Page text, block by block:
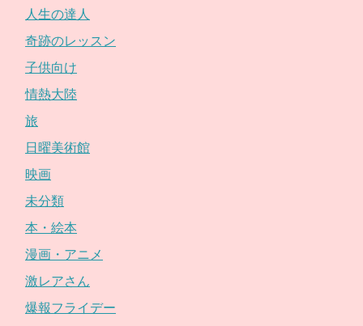
人生の達人
奇跡のレッスン
子供向け
情熱大陸
旅
日曜美術館
映画
未分類
本・絵本
漫画・アニメ
激レアさん
爆報フライデー